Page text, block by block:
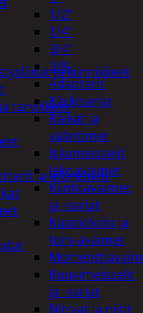
1/2"
1/4"
3/4"
3/8
Adapterit
Kärkisarjat
Räikät ja
vääntimet
Iskumeisselit
Jakoavaimet
Kiintoavaimet
ja -sarjat
Kuusiokolo ja
torx-avaimet
Ruuvimeisselit
ja -sarjat
Nitojat ja niitit
ja kiinnikkeet
tarvikkeet
ja ajoneuvot